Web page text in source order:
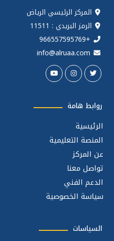
المركز الرئيسي الرياض
الرمز البريدي : 11511
+966557595769
info@alruaa.com
روابط هامة
الرئيسية
المنصة التعليمية
عن المركز
تواصل معنا
الدعم الفني
سياسة الخصوصية
السياسات